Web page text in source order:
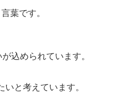
葉です。
込められています。
と考えています。